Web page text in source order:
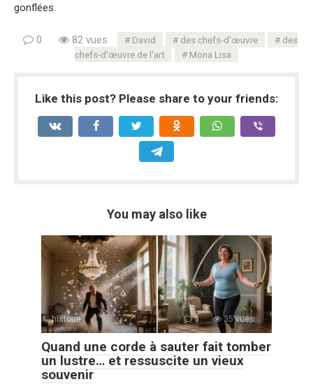
gonflées.
0 82 vues David des chefs-d'œuvre
des
chefs-d'œuvre de l'art
Mona Lisa
Like this post? Please share to your friends:
You may also like
histoire 0 35 vues
Quand une corde à sauter fait tomber
un lustre… et ressuscite un vieux
souvenir